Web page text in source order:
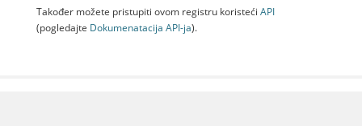
Također možete pristupiti ovom registru koristeći API
(pogledajte Dokumenаtаcijа API-jа).